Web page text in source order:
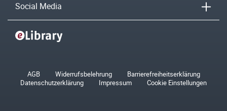
Social Media
AGB Widerrufsbelehrung
Barrierefreiheitserklärung
Datenschutzerklärung
Impressum Cookie Einstellungen